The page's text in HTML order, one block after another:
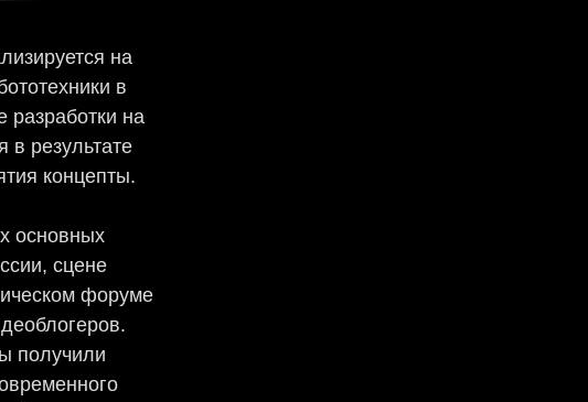
на
в
разработки на
в результате
концепты.
основных
сцене
форуме
получили